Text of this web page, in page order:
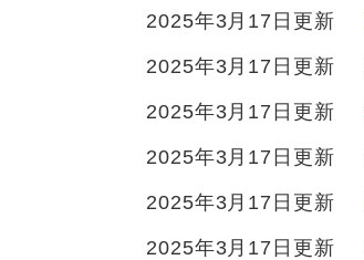
2025年3月17日更新
2025年3月17日更新
2025年3月17日更新
2025年3月17日更新
2025年3月17日更新
2025年3月17日更新